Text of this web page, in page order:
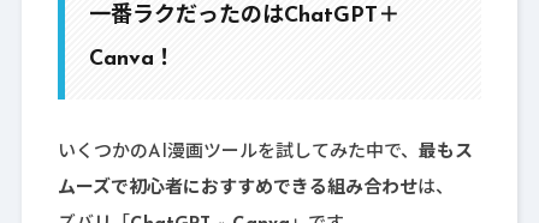
一番ラクだったのはChatGPT＋
Canva！
いくつかのAI漫画ツールを試してみた中で、 最もス
ムーズで初心者におすすめできる組み合わせは、